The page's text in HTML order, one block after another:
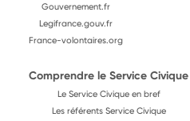
Gouvernement.fr
Legifrance.gouv.fr
France-volontaires.org
Comprendre le Service Civique
Le Service Civique en bref
Les référents Service Civique